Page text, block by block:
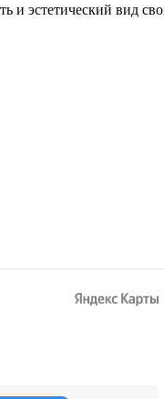
эстетический вид